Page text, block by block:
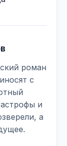
роман
с
и
а